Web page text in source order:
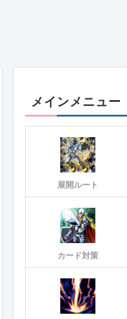
メインメニュー
展開ルート
カード対策